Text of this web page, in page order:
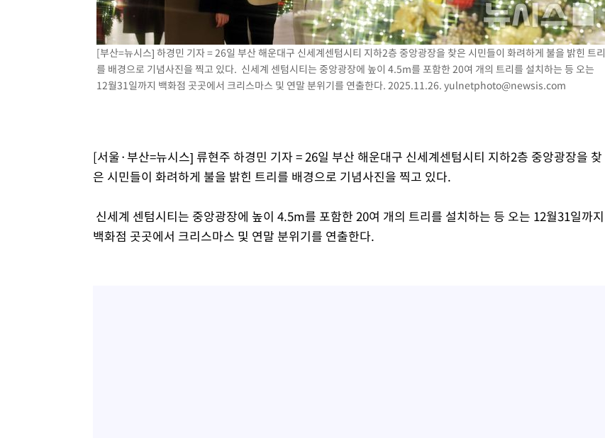
외국인 심판 성 접대 7경기 들여다보니…한국 축구 '5승 2무'
[속보]코스닥, 2.86포인트(0.36%) 내린 798.81마감
[속보]코스피, 6200선 약보합…0.60% 내린 6258.77에 마쳐
[속보]원·달러 환율, 7.7원 내린 1416.1원 마감
[속보] 노원서 40.1도 관측…서울, 2018년 이후 첫 40도
11시간 압수수색에 성접대 파문까지…'쑥대밭' 된 축구협회
[속보]규제합리화위원회 부위원장에 김태유 서울대 공대 교수…이병
[부산=뉴시스] 하경민 기자 = 26일 부산 해운대구 신세계센텀시티 지하2층 중앙광장을 찾은 시민들이 화려하게 불을 밝힌 트리
를 배경으로 기념사진을 찍고 있다. 신세계 센텀시티는 중앙광장에 높이 4.5m를 포함한 20여 개의 트리를 설치하는 등 오는
12월31일까지 백화점 곳곳에서 크리스마스 및 연말 분위기를 연출한다. 2025.11.26. yulnetphoto@newsis.com
[서울·부산=뉴시스] 류현주 하경민 기자 = 26일 부산 해운대구 신세계센텀시티 지하2층 중앙광장을 찾
은 시민들이 화려하게 불을 밝힌 트리를 배경으로 기념사진을 찍고 있다.
신세계 센텀시티는 중앙광장에 높이 4.5m를 포함한 20여 개의 트리를 설치하는 등 오는 12월31일까지
백화점 곳곳에서 크리스마스 및 연말 분위기를 연출한다.